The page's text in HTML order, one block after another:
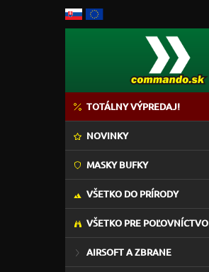
TOTÁLNY VÝPREDAJ!
NOVINKY
MASKY BUFKY
VŠETKO DO PRÍRODY
VŠETKO PRE POĽOVNÍCTVO
AIRSOFT A ZBRANE